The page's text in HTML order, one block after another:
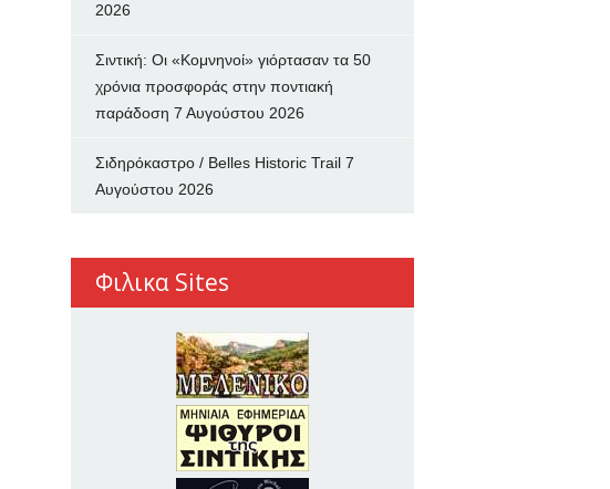
2026
Σιντική: Οι «Κομνηνοί» γιόρτασαν τα 50
χρόνια προσφοράς στην ποντιακή
παράδοση 7 Αυγούστου 2026
Σιδηρόκαστρο / Belles Historic Trail 7
Αυγούστου 2026
Φιλικα Sites